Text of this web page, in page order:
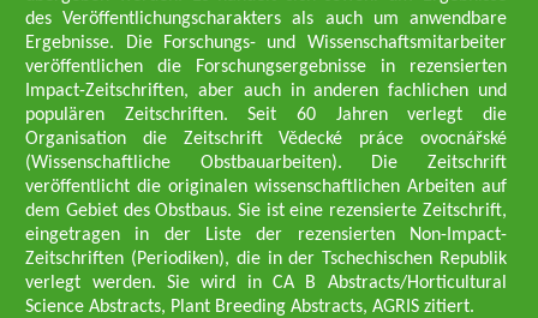
des Veröffentlichungscharakters als auch um anwendbare
Ergebnisse. Die Forschungs- und Wissenschaftsmitarbeiter
veröffentlichen die Forschungsergebnisse in rezensierten
Impact-Zeitschriften, aber auch in anderen fachlichen und
populären Zeitschriften. Seit 60 Jahren verlegt die
Organisation die Zeitschrift Vědecké práce ovocnářské
(Wissenschaftliche Obstbauarbeiten). Die Zeitschrift
veröffentlicht die originalen wissenschaftlichen Arbeiten auf
dem Gebiet des Obstbaus. Sie ist eine rezensierte Zeitschrift,
eingetragen in der Liste der rezensierten Non-Impact-
Zeitschriften (Periodiken), die in der Tschechischen Republik
verlegt werden. Sie wird in CA B Abstracts/Horticultural
Science Abstracts, Plant Breeding Abstracts, AGRIS zitiert.